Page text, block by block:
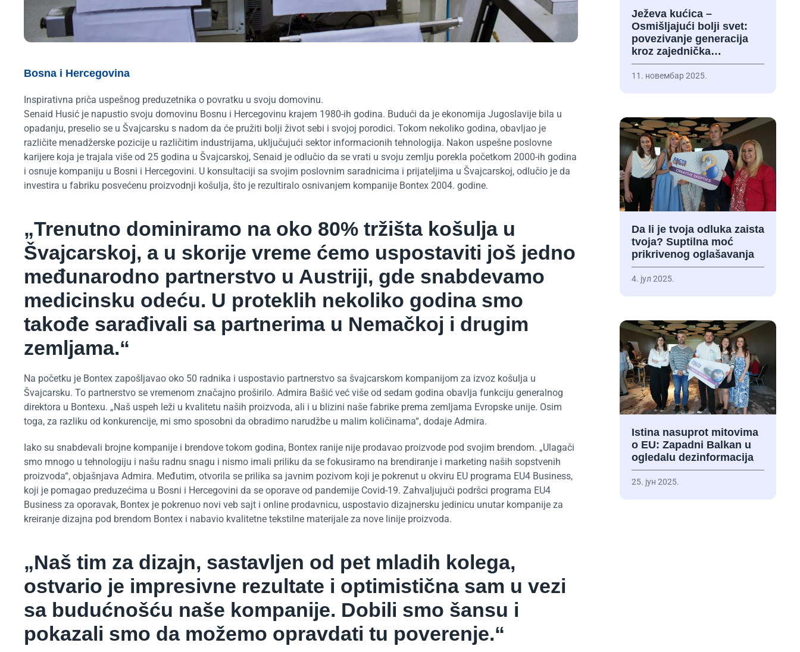
Bosna i Hercegovina
Inspirativna priča uspešnog preduzetnika o povratku u svoju domovinu.
Senaid Husić je napustio svoju domovinu Bosnu i Hercegovinu krajem 1980-ih godina. Budući da je ekonomija Jugoslavije bila u
opadanju, preselio se u Švajcarsku s nadom da će pružiti bolji život sebi i svojoj porodici. Tokom nekoliko godina, obavljao je
različite menadžerske pozicije u različitim industrijama, uključujući sektor informacionih tehnologija. Nakon uspešne poslovne
karijere koja je trajala više od 25 godina u Švajcarskoj, Senaid je odlučio da se vrati u svoju zemlju porekla početkom 2000-ih godina
i osnuje kompaniju u Bosni i Hercegovini. U konsultaciji sa svojim poslovnim saradnicima i prijateljima u Švajcarskoj, odlučio je da
investira u fabriku posvećenu proizvodnji košulja, što je rezultiralo osnivanjem kompanije Bontex 2004. godine.
„Trenutno dominiramo na oko 80% tržišta košulja u
Švajcarskoj, a u skorije vreme ćemo uspostaviti još jedno
međunarodno partnerstvo u Austriji, gde snabdevamo
medicinsku odeću. U proteklih nekoliko godina smo
takođe sarađivali sa partnerima u Nemačkoj i drugim
zemljama.“
Na početku je Bontex zapošljavao oko 50 radnika i uspostavio partnerstvo sa švajcarskom kompanijom za izvoz košulja u
Švajcarsku. To partnerstvo se vremenom značajno proširilo. Admira Bašić već više od sedam godina obavlja funkciju generalnog
direktora u Bontexu. „Naš uspeh leži u kvalitetu naših proizvoda, ali i u blizini naše fabrike prema zemljama Evropske unije. Osim
toga, za razliku od konkurencije, mi smo sposobni da obradimo narudžbe u malim količinama“, dodaje Admira.
Iako su snabdevali brojne kompanije i brendove tokom godina, Bontex ranije nije prodavao proizvode pod svojim brendom. „Ulagači
smo mnogo u tehnologiju i našu radnu snagu i nismo imali priliku da se fokusiramo na brendiranje i marketing naših sopstvenih
proizvoda“, objašnjava Admira. Međutim, otvorila se prilika sa javnim pozivom koji je pokrenut u okviru EU programa EU4 Business,
koji je pomagao preduzećima u Bosni i Hercegovini da se oporave od pandemije Covid-19. Zahvaljujući podršci programa EU4
Business za oporavak, Bontex je pokrenuo novi veb sajt i online prodavnicu, uspostavio dizajnersku jedinicu unutar kompanije za
kreiranje dizajna pod brendom Bontex i nabavio kvalitetne tekstilne materijale za nove linije proizvoda.
„Naš tim za dizajn, sastavljen od pet mladih kolega,
ostvario je impresivne rezultate i optimistična sam u vezi
sa budućnošću naše kompanije. Dobili smo šansu i
pokazali smo da možemo opravdati tu poverenje.“
Ježeva kućica –
Osmišljajući bolji svet:
povezivanje generacija
kroz zajednička…
11. новембар 2025.
Da li je tvoja odluka zaista
tvoja? Suptilna moć
prikrivenog oglašavanja
4. јул 2025.
Istina nasuprot mitovima
o EU: Zapadni Balkan u
ogledalu dezinformacija
25. јун 2025.